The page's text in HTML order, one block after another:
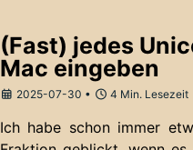
(Fast) jedes
Mac eingeben
2025-07-30 4 Min. Lesezeit
Ich habe schon immer